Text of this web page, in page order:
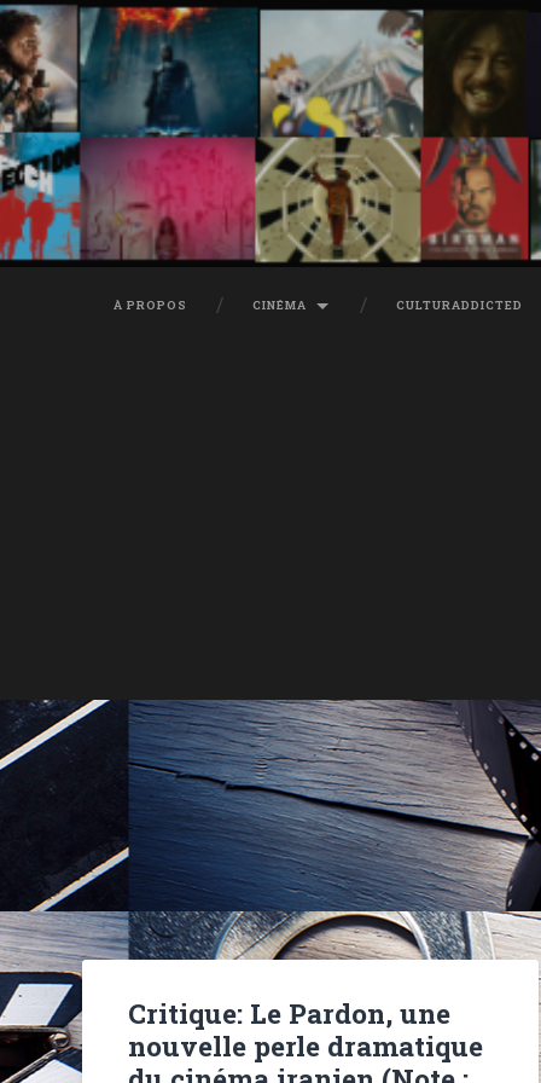
À PROPOS CINÉMA CULTURADDICTED
Critique: Le Pardon, une
nouvelle perle dramatique